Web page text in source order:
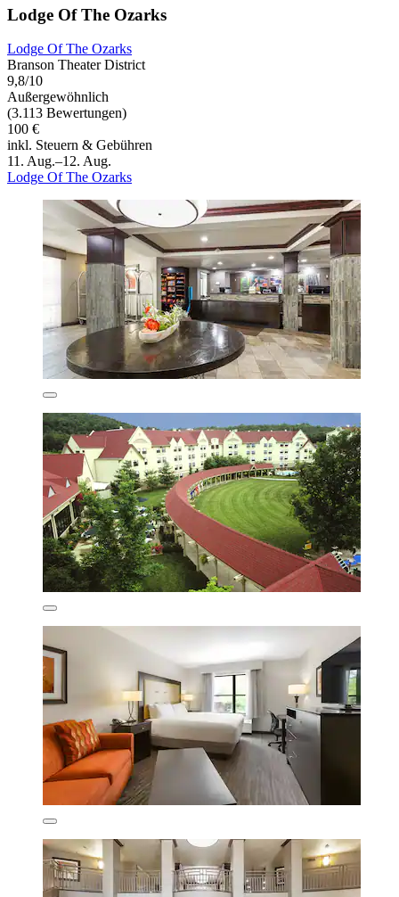
Lodge Of The Ozarks
Lodge Of The Ozarks
Branson Theater District
9,8/10
Außergewöhnlich
(3.113 Bewertungen)
100 €
inkl. Steuern & Gebühren
11. Aug.–12. Aug.
Lodge Of The Ozarks